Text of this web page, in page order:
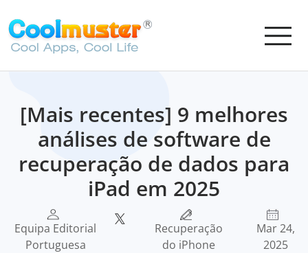
[Mais recentes] 9 melhores
análises de software de
recuperação de dados para
iPad em 2025
Equipa Editorial
Portuguesa
Recuperação
do iPhone
Mar 24,
2025